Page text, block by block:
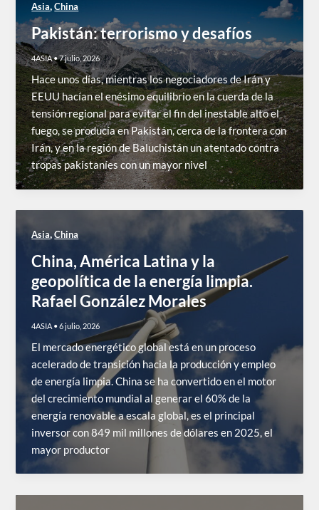
Asia,China
Pakistán: terrorismo y desafíos
4ASIA•7 julio, 2026
Hace unos días, mientras los negociadores de Irán y
EEUU hacían el enésimo equilibrio en la cuerda de la
tensión regional para evitar el fin del inestable alto el
fuego, se producía en Pakistán, cerca de la frontera con
Irán, y en la región de Baluchistán un atentado contra
tropas pakistaníes con un mayor nivel
Asia,China
China, América Latina y la
geopolítica de la energía limpia.
Rafael González Morales
4ASIA •6 julio, 2026
El mercado energético global está en un proceso
acelerado de transición hacia la producción y empleo
de energía limpia. China se ha convertido en el motor
del crecimiento mundial al generar el 60% de la
energía renovable a escala global, es el principal
inversor con 849 mil millones de dólares en 2025, el
mayor productor